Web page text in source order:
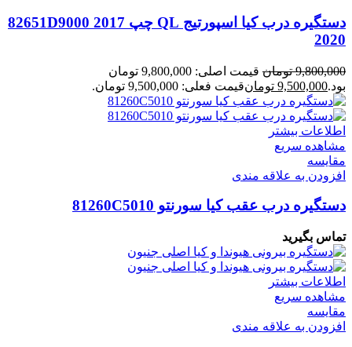
دستگیره درب کیا اسپورتیج QL چپ 82651D9000 2017
2020
9,800,000 تومان
قیمت اصلی: 9,800,000 تومان
بود.9,500,000 تومانقیمت فعلی: 9,500,000 تومان.
اطلاعات بیشتر
مشاهده سریع
مقایسه
افزودن به علاقه مندی
دستگیره درب عقب کیا سورنتو 81260C5010
تماس بگیرید
اطلاعات بیشتر
مشاهده سریع
مقایسه
افزودن به علاقه مندی